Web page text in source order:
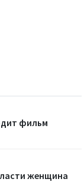
фильм
женщина